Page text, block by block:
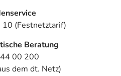
(Festnetztarif)
Beratung
00 200
dem dt. Netz)